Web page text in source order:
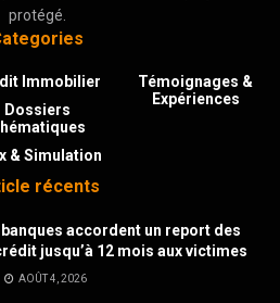
protégé.
Immobilier
Dossiers
& Simulation
Témoignages &
Expériences
récents
accordent un report des
jusqu’à 12 mois aux victimes
AOÛT 4, 2026